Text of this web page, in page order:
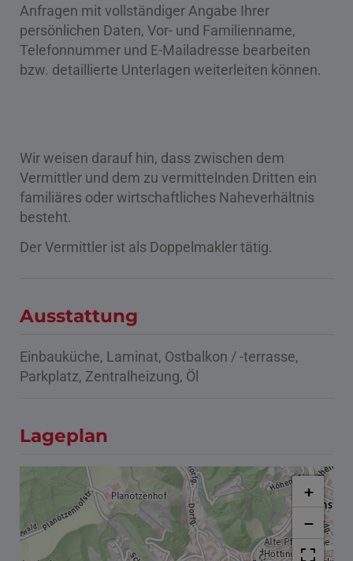
Anfragen mit vollständiger Angabe Ihrer
persönlichen Daten, Vor- und Familienname,
Telefonnummer und E-Mailadresse bearbeiten
bzw. detaillierte Unterlagen weiterleiten können.
Wir weisen darauf hin, dass zwischen dem
Vermittler und dem zu vermittelnden Dritten ein
familiäres oder wirtschaftliches Naheverhältnis
besteht.
Der Vermittler ist als Doppelmakler tätig.
Ausstattung
Einbauküche Laminat Ostbalkon / -terrasse
Parkplatz Zentralheizung Öl
Lageplan
+
−